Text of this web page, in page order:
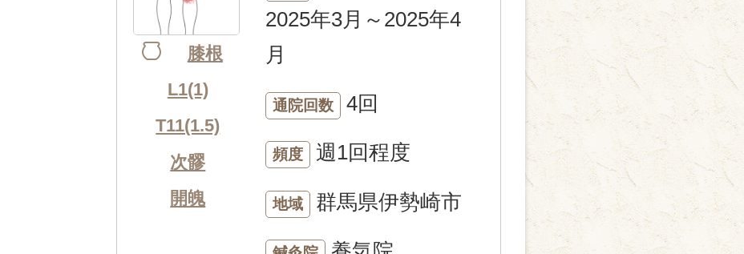
膝根
L1(1)
T11(1.5)
次髎
開魄
2025年3月～2025年4
月
通院回数 4回
頻度 週1回程度
地域 群馬県伊勢崎市